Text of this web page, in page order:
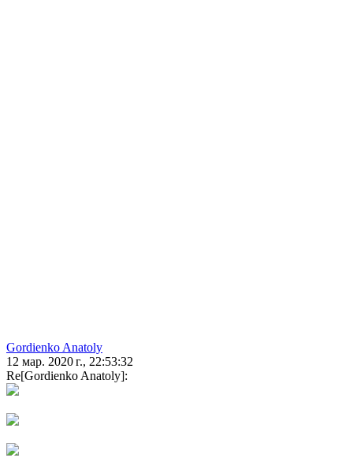
Gordienko Anatoly
12 мар. 2020 г., 22:53:32
Re[Gordienko Anatoly]: